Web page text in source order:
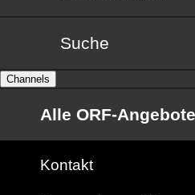
Suche
Channels
Alle ORF-Angebote
Kontakt